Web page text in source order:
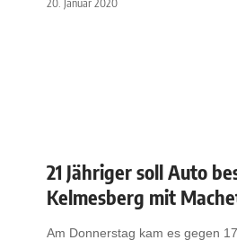
20. Januar 2020
21 Jähriger soll Auto
Kelmesberg mit
Am Donnerstag kam es gegen